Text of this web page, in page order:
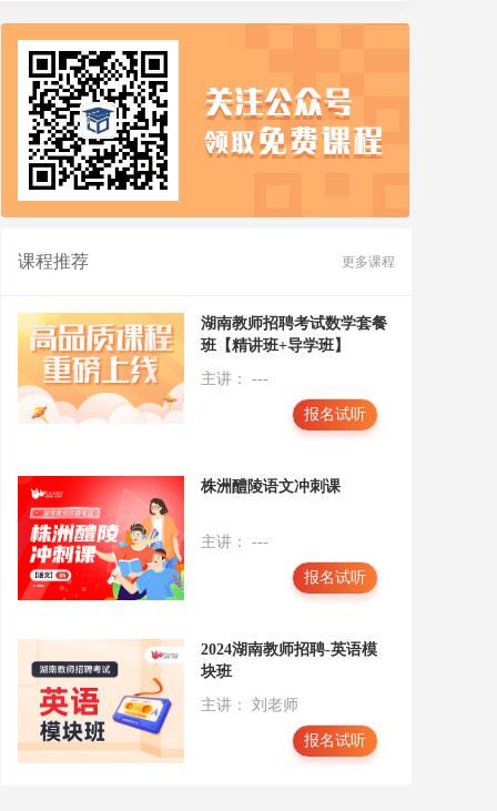
课程推荐 更多课程
湖南教师招聘考试数学套餐
班【精讲班+导学班】
主讲： ---
报名试听
株洲醴陵语文冲刺课
主讲： ---
报名试听
2024湖南教师招聘-英语模
块班
主讲： 刘老师
报名试听